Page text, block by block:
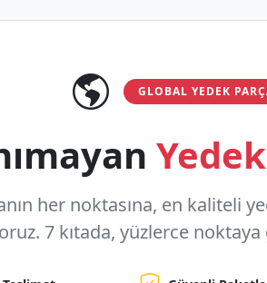
GLOBAL YEDEK
her noktasına, en kaliteli
7 kıtada, yüzlerce noktaya